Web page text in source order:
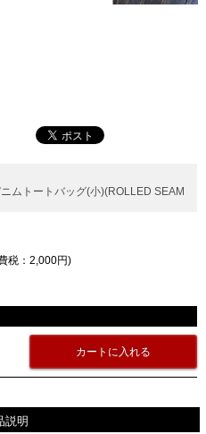
ムトートバッグ(小)(ROLLED SEAM
税：2,000円)
説明